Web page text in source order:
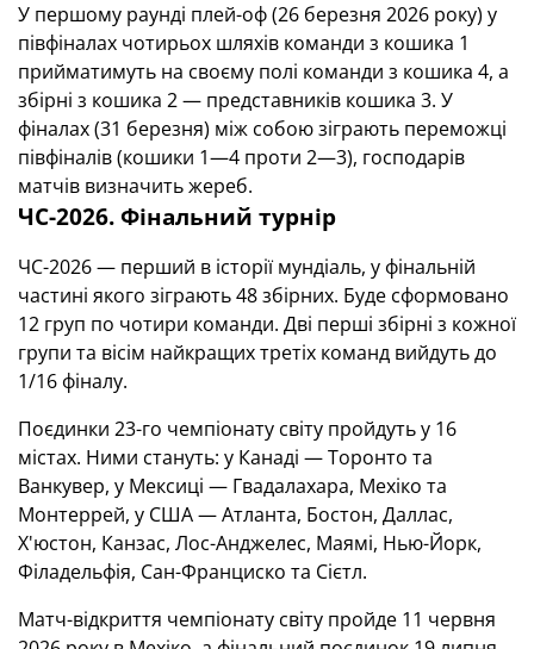
У першому раунді плей-оф (26 березня 2026 року) у
півфіналах чотирьох шляхів команди з кошика 1
прийматимуть на своєму полі команди з кошика 4, а
збірні з кошика 2 — представників кошика 3. У
фіналах (31 березня) між собою зіграють переможці
півфіналів (кошики 1—4 проти 2—3), господарів
матчів визначить жереб.
ЧС-2026. Фінальний турнір
ЧС-2026 — перший в історії мундіаль, у фінальній
частині якого зіграють 48 збірних. Буде сформовано
12 груп по чотири команди. Дві перші збірні з кожної
групи та вісім найкращих третіх команд вийдуть до
1/16 фіналу.
Поєдинки 23-го чемпіонату світу пройдуть у 16
містах. Ними стануть: у Канаді — Торонто та
Ванкувер, у Мексиці — Гвадалахара, Мехіко та
Монтеррей, у США — Атланта, Бостон, Даллас,
Х'юстон, Канзас, Лос-Анджелес, Маямі, Нью-Йорк,
Філадельфія, Сан-Франциско та Сієтл.
Матч-відкриття чемпіонату світу пройде 11 червня